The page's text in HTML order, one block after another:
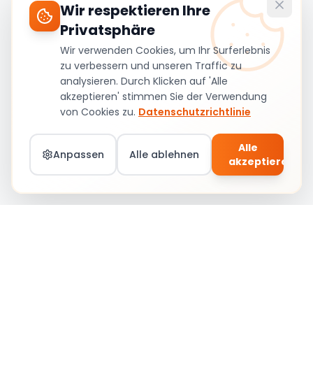
Wir respektieren Ihre
Privatsphäre
Wir verwenden Cookies, um Ihr Surferlebnis
zu verbessern und unseren Traffic zu
analysieren. Durch Klicken auf 'Alle
akzeptieren' stimmen Sie der Verwendung
von Cookies zu. Datenschutzrichtlinie
Anpassen Alle ablehnen
Alle
akzeptieren